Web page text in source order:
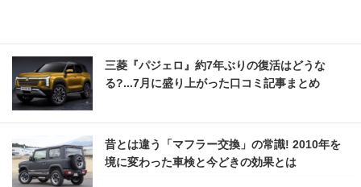
三菱『パジェロ』約7年ぶりの復活はどうな
る?...7月に盛り上がった口コミ記事まとめ
昔とは違う「マフラー交換」の常識! 2010年を
境に変わった車検と今どきの効果とは